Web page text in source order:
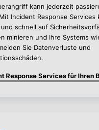
kann jederzeit
Incident Response Services
schnell auf
minieren und Ihre Systems
Sie Datenverluste und
Response Services für Ihren